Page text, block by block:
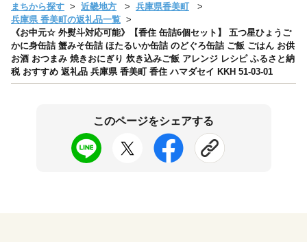
まちから探す 近畿地方
兵庫県香美町
兵庫県 香美町の返礼品一覧
《お中元☆ 外熨斗対応可能》【香住 缶詰6個セット】 五つ星ひょうご
かに身缶詰 蟹みそ缶詰 ほたるいか缶詰 のどぐろ缶詰 ご飯 ごはん お供
お酒 おつまみ 焼きおにぎり 炊き込みご飯 アレンジ レシピ ふるさと納
税 おすすめ 返礼品 兵庫県 香美町 香住 ハマダセイ KKH 51-03-01
このページをシェアする